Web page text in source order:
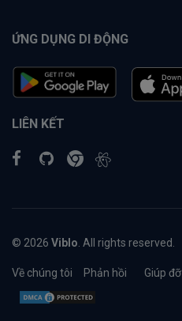
ỨNG DỤNG DI ĐỘNG
LIÊN KẾT
© 2026 Viblo . All rights reserved.
Về chúng tôi Phản hồi Giúp đỡ